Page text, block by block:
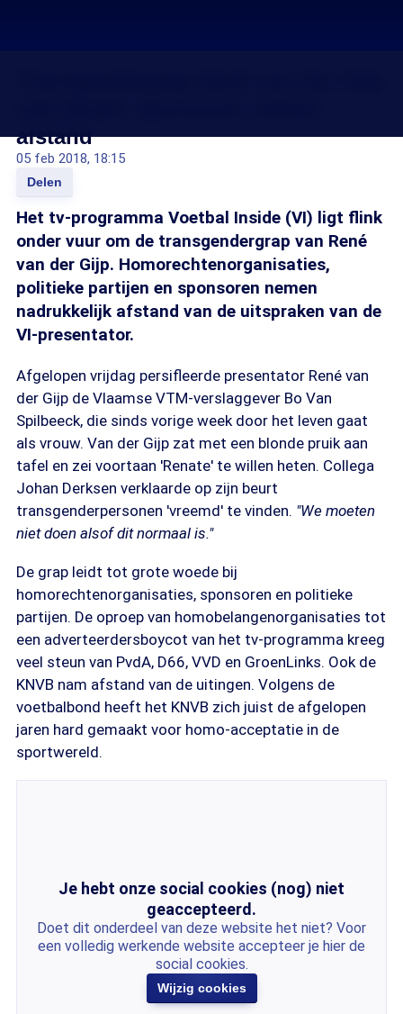
afstand
05 feb 2018, 18:15
Delen
Het tv-programma Voetbal Inside (VI) ligt flink
onder vuur om de transgendergrap van René
van der Gijp. Homorechtenorganisaties,
politieke partijen en sponsoren nemen
nadrukkelijk afstand van de uitspraken van de
VI-presentator.
Afgelopen vrijdag persifleerde presentator René van
der Gijp de Vlaamse VTM-verslaggever Bo Van
Spilbeeck, die sinds vorige week door het leven gaat
als vrouw. Van der Gijp zat met een blonde pruik aan
tafel en zei voortaan 'Renate' te willen heten. Collega
Johan Derksen verklaarde op zijn beurt
transgenderpersonen 'vreemd' te vinden. "We moeten
niet doen alsof dit normaal is."
De grap leidt tot grote woede bij
homorechtenorganisaties, sponsoren en politieke
partijen. De oproep van homobelangenorganisaties tot
een adverteerdersboycot van het tv-programma kreeg
veel steun van PvdA, D66, VVD en GroenLinks. Ook de
KNVB nam afstand van de uitingen. Volgens de
voetbalbond heeft het KNVB zich juist de afgelopen
jaren hard gemaakt voor homo-acceptatie in de
sportwereld.
Je hebt onze social cookies (nog) niet
geaccepteerd.
Doet dit onderdeel van deze website het niet? Voor
een volledig werkende website accepteer je hier de
social cookies.
Wijzig cookies